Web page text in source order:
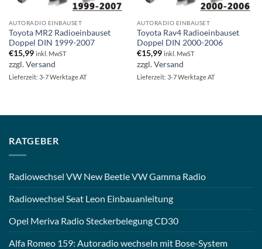
AUTORADIO EINBAUSET
Toyota MR2 Radioeinbauset
Doppel DIN 1999-2007
€15,99 inkl. MwST
zzgl.Versand
Lieferzeit: 3-7 Werktage AT
AUTORADIO EINBAUSET
Toyota Rav4 Radioeinbauset
Doppel DIN 2000-2006
€15,99 inkl. MwST
zzgl.Versand
Lieferzeit: 3-7 Werktage AT
RATGEBER
Radiowechsel VW New Beetle VW Gamma Radio
Radiowechsel Seat Leon Einbauanleitung
Opel Meriva Radio Steckerbelegung CD30
Alfa Romeo 159: Autoradio wechseln mit Bose-System